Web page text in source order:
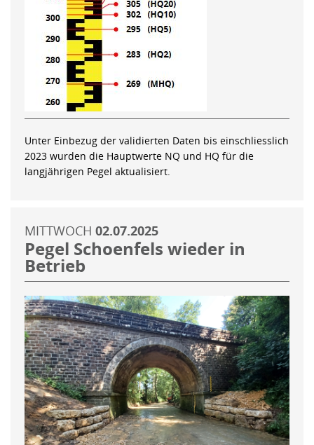
Unter Einbezug der validierten Daten bis einschliesslich
2023 wurden die Hauptwerte NQ und HQ für die
langjährigen Pegel aktualisiert.
MITTWOCH 02.07.2025
Pegel Schoenfels wieder in
Betrieb